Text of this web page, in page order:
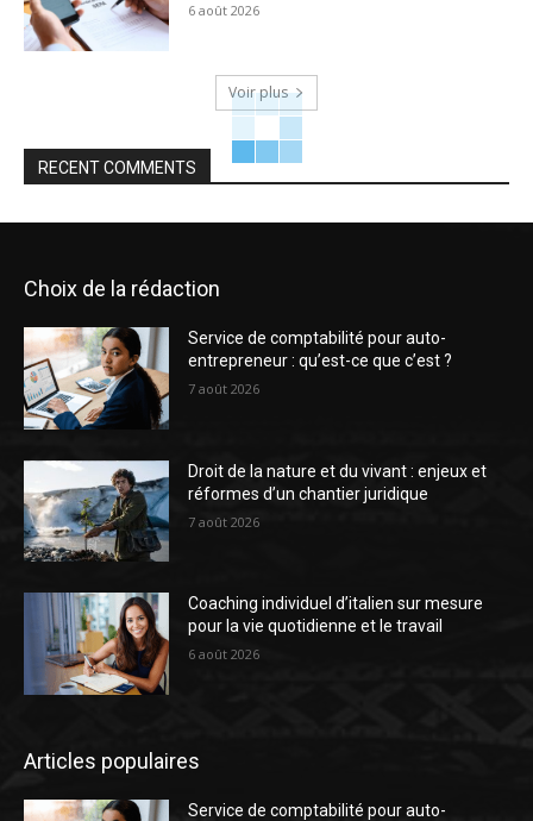
6 août 2026
Voir plus
RECENT COMMENTS
Choix de la rédaction
Service de comptabilité pour auto-
entrepreneur : qu’est-ce que c’est ?
7 août 2026
Droit de la nature et du vivant : enjeux et
réformes d’un chantier juridique
7 août 2026
Coaching individuel d’italien sur mesure
pour la vie quotidienne et le travail
6 août 2026
Articles populaires
Service de comptabilité pour auto-